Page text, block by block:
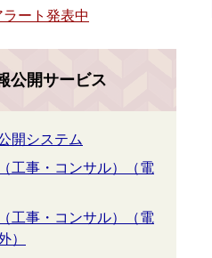
ート発表中
公開サービス
開システム
工事・コンサル）（電
工事・コンサル）（電
）